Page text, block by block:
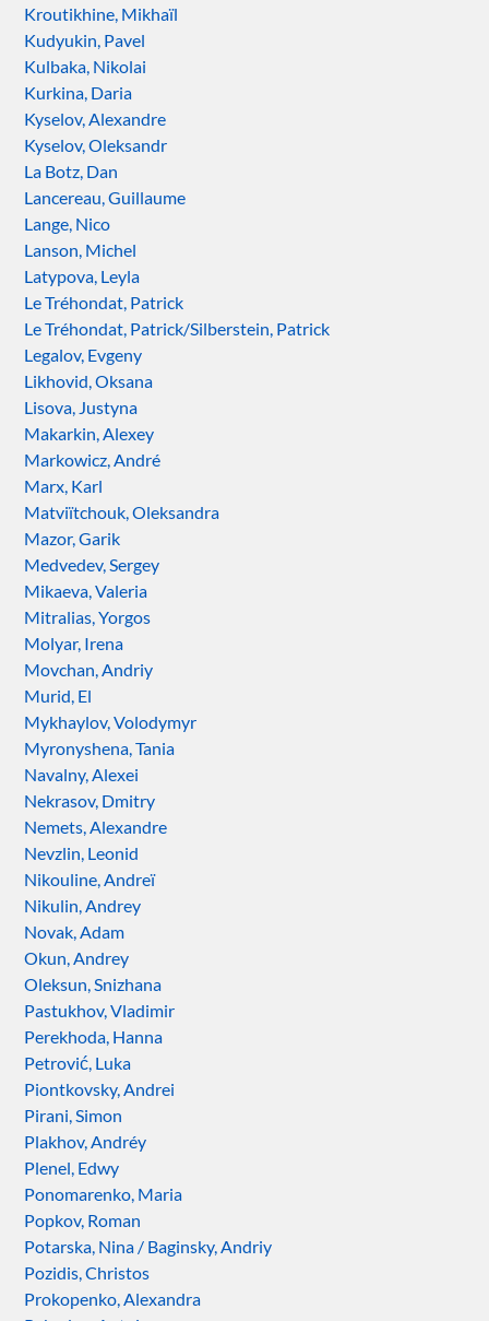
Kroutikhine, Mikhaïl
Kudyukin, Pavel
Kulbaka, Nikolai
Kurkina, Daria
Kyselov, Alexandre
Kyselov, Oleksandr
La Botz, Dan
Lancereau, Guillaume
Lange, Nico
Lanson, Michel
Latypova, Leyla
Le Tréhondat, Patrick
Le Tréhondat, Patrick/Silberstein, Patrick
Legalov, Evgeny
Likhovid, Oksana
Lisova, Justyna
Makarkin, Alexey
Markowicz, André
Marx, Karl
Matviïtchouk, Oleksandra
Mazor, Garik
Medvedev, Sergey
Mikaeva, Valeria
Mitralias, Yorgos
Molyar, Irena
Movchan, Andriy
Murid, El
Mykhaylov, Volodymyr
Myronyshena, Tania
Navalny, Alexei
Nekrasov, Dmitry
Nemets, Alexandre
Nevzlin, Leonid
Nikouline, Andreï
Nikulin, Andrey
Novak, Adam
Okun, Andrey
Oleksun, Snizhana
Pastukhov, Vladimir
Perekhoda, Hanna
Petrović, Luka
Piontkovsky, Andrei
Pirani, Simon
Plakhov, Andréy
Plenel, Edwy
Ponomarenko, Maria
Popkov, Roman
Potarska, Nina / Baginsky, Andriy
Pozidis, Christos
Prokopenko, Alexandra